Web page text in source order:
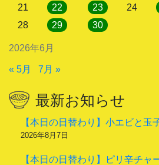
2026年6月
21
22 23 24
28
29 30
« 5月 7月 »
最新お知らせ
【本日の日替わり】小エビと玉
2026年8月7日
【本日の日替わり】ピリ辛チャ